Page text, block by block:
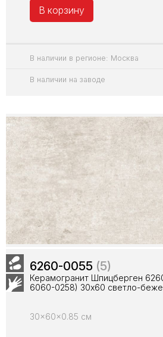
В корзину
В наличии в регионе: Москва
В наличии на заводе
6260-0055 (5)
Керамогранит Шпицберген
6060-0258) 30х60 светло-
30x60x0.85 см